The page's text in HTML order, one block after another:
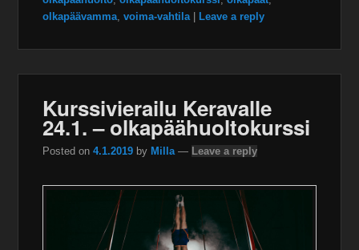
olkapäävamma ,voima-vahtila | Leave a reply
Kurssivierailu Keravalle
24.1. – olkapäähuoltokurssi
Posted on4.1.2019 by Milla — Leave a reply